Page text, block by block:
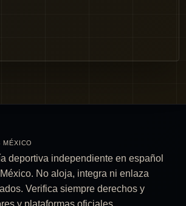
MÉXICO
deportiva independiente en español
No aloja, integra ni enlaza
Verifica siempre derechos y
y plataformas oficiales.